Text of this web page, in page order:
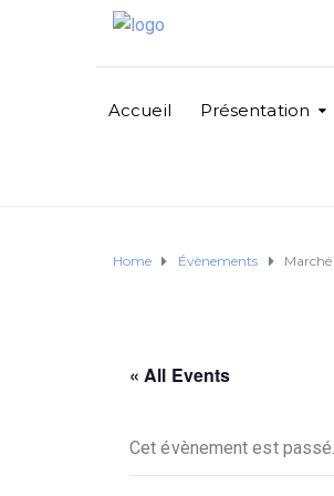
Accueil Présentation
Home Évènements Marché
« All Events
Cet évènement est passé.